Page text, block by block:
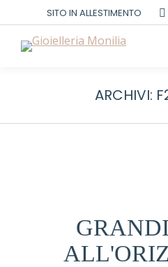
SITO IN ALLESTIMENTO
ARCHIVI: